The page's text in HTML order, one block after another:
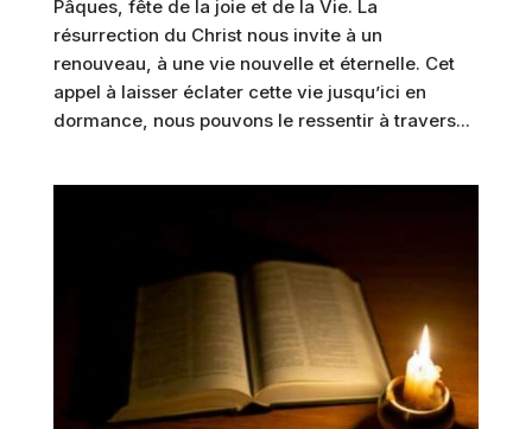
Pâques, fête de la joie et de la Vie. La
résurrection du Christ nous invite à un
renouveau, à une vie nouvelle et éternelle. Cet
appel à laisser éclater cette vie jusqu’ici en
dormance, nous pouvons le ressentir à travers...